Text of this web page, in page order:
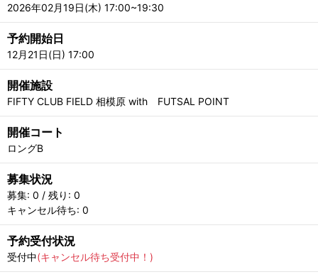
2026年02月19日(木) 17:00~19:30
予約開始日
12月21日(日) 17:00
開催施設
FIFTY CLUB FIELD 相模原 with FUTSAL POINT
開催コート
ロングB
募集状況
募集: 0 / 残り: 0
キャンセル待ち: 0
予約受付状況
受付中(キャンセル待ち受付中！)